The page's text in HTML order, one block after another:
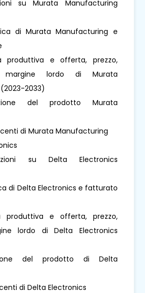
su Murata Manufacturing
di Murata Manufacturing e
produttiva e offerta, prezzo,
lordo di Murata
2033)
del prodotto Murata
di Murata Manufacturing
su Delta Electronics
di Delta Electronics e fatturato
produttiva e offerta, prezzo,
lordo di Delta Electronics
del prodotto di Delta
di Delta Electronics